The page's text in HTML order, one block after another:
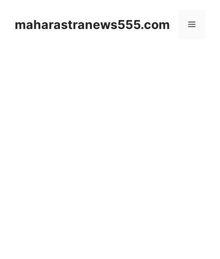
contentmaharastranews555.com Menu